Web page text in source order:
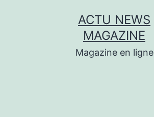
ACTU NEWS
MAGAZINE
Magazine en ligne